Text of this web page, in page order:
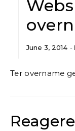
June 3, 2014 -
Ter overname